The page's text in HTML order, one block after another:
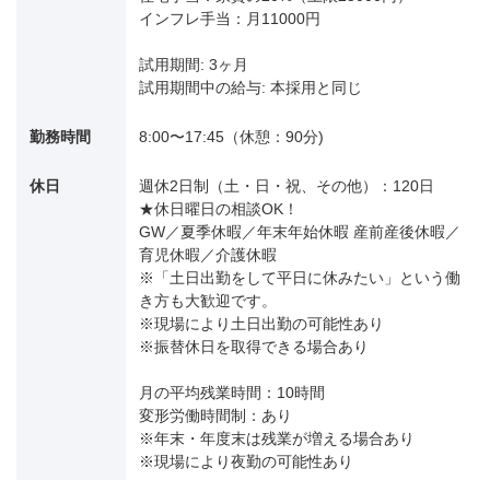
インフレ手当：月11000円
試用期間: 3ヶ月
試用期間中の給与: 本採用と同じ
勤務時間 8:00〜17:45（休憩：90分)
休日
週休2日制（土・日・祝、その他）：120日
★休日曜日の相談OK！
GW／夏季休暇／年末年始休暇 産前産後休暇／
育児休暇／介護休暇
※「土日出勤をして平日に休みたい」という働
き方も大歓迎です。
※現場により土日出勤の可能性あり
※振替休日を取得できる場合あり
月の平均残業時間：10時間
変形労働時間制：あり
※年末・年度末は残業が増える場合あり
※現場により夜勤の可能性あり